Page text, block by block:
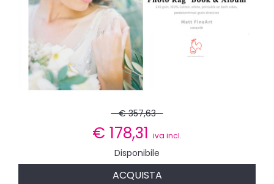
€ 357,63
€ 178,31 iva incl.
Disponibile
ACQUISTA